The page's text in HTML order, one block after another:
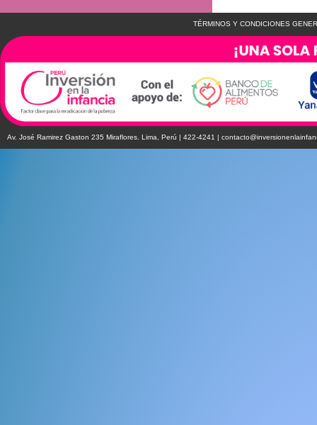
TÉRMINOS Y CONDICIONES
Av. José Ramirez Gaston 235 Miraflores. Lima, Perú | 422-4241 |